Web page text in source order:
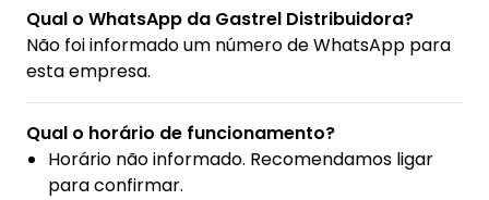
Qual o WhatsApp da Gastrel Distribuidora?
Não foi informado um número de WhatsApp para
esta empresa.
Qual o horário de funcionamento?
Horário não informado. Recomendamos ligar
para confirmar.